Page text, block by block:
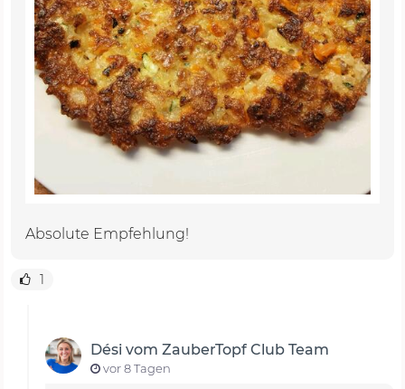
Absolute Empfehlung!
1
Dési vom ZauberTopf Club Team
vor 8 Tagen